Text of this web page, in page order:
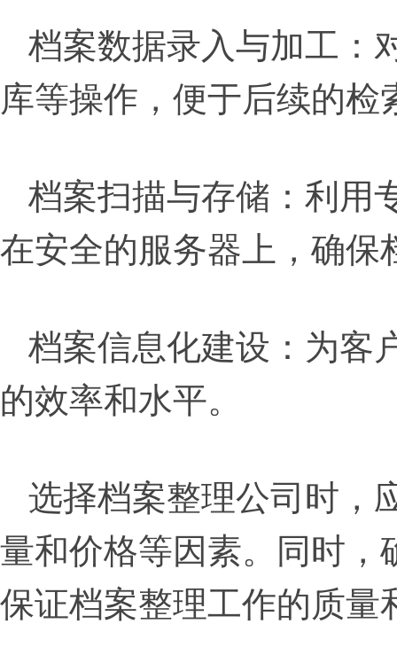
档案数据录入与加工：
库等操作，便于后续的检
档案扫描与存储：利用
在安全的服务器上，确保
档案信息化建设：为客
的效率和水平。
选择档案整理公司时，
量和价格等因素。同时，
保证档案整理工作的质量